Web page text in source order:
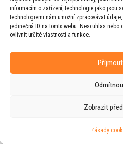
informacím o zařízení, technologie jako jsou
technologiemi nám umožní zpracovávat
jedinečná ID na tomto webu. Nesouhlas nebo
ovlivnit určité vlastnosti a funkce.
Příjmout
Zobrazit
Zásady
agenturou